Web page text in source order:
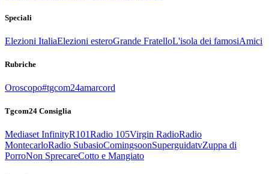
Speciali
Elezioni ItaliaElezioni esteroGrande FratelloL'isola dei famosiAmici
Rubriche
Oroscopo#tgcom24amarcord
Tgcom24 Consiglia
Mediaset InfinityR101Radio 105Virgin RadioRadio
MontecarloRadio SubasioComingsoonSuperguidatvZuppa di
PorroNon SprecareCotto e Mangiato